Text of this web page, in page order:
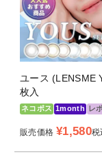
GDIA（着色直
径）
含水率
製法
ユース (LENSME
枚入
ネコポス 1month レ
販売価格 ¥1,580税